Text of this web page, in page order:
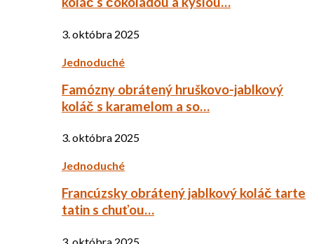
3. októbra 2025
Jednoduché
Famózny obrátený hruškovo-jablkový
koláč s karamelom a so…
3. októbra 2025
Jednoduché
Francúzsky obrátený jablkový koláč tarte
tatin s chuťou…
3. októbra 2025